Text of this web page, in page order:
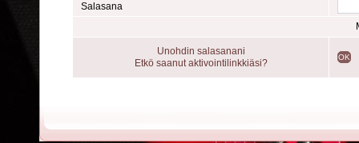
Salasana
Unohdin salasanani
Etkö saanut aktivointilinkkiäsi?
OK